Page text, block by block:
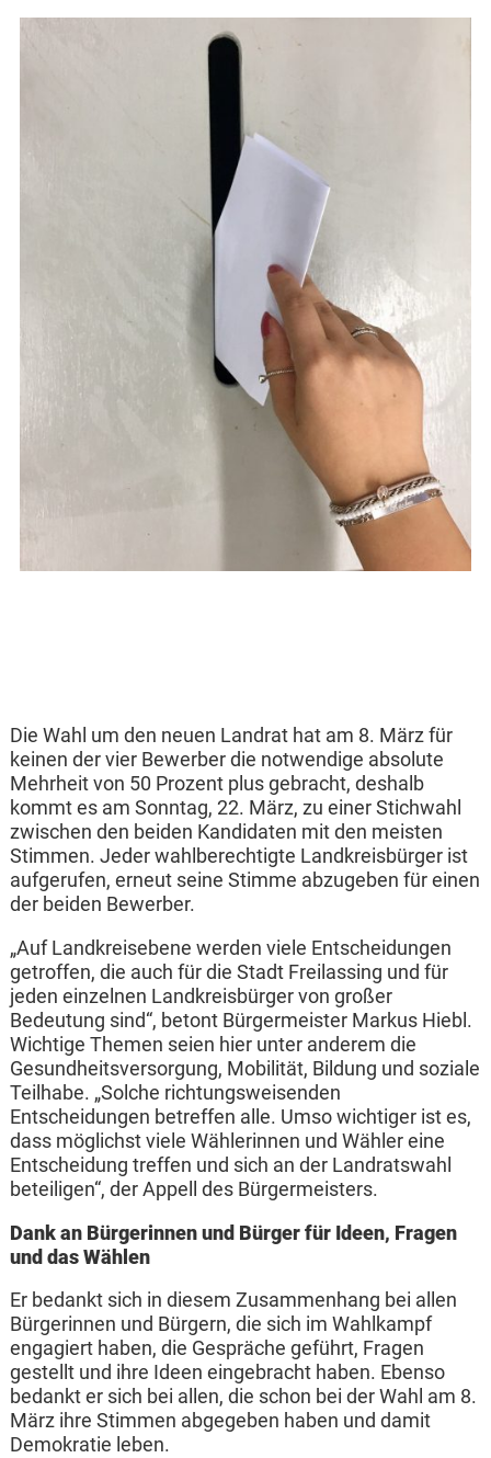
Die Wahl um den neuen Landrat hat am 8. März für
keinen der vier Bewerber die notwendige absolute
Mehrheit von 50 Prozent plus gebracht, deshalb
kommt es am Sonntag, 22. März, zu einer Stichwahl
zwischen den beiden Kandidaten mit den meisten
Stimmen. Jeder wahlberechtigte Landkreisbürger ist
aufgerufen, erneut seine Stimme abzugeben für einen
der beiden Bewerber.
„Auf Landkreisebene werden viele Entscheidungen
getroffen, die auch für die Stadt Freilassing und für
jeden einzelnen Landkreisbürger von großer
Bedeutung sind“, betont Bürgermeister Markus Hiebl.
Wichtige Themen seien hier unter anderem die
Gesundheitsversorgung, Mobilität, Bildung und soziale
Teilhabe. „Solche richtungsweisenden
Entscheidungen betreffen alle. Umso wichtiger ist es,
dass möglichst viele Wählerinnen und Wähler eine
Entscheidung treffen und sich an der Landratswahl
beteiligen“, der Appell des Bürgermeisters.
Dank an Bürgerinnen und Bürger für Ideen, Fragen
und das Wählen
Er bedankt sich in diesem Zusammenhang bei allen
Bürgerinnen und Bürgern, die sich im Wahlkampf
engagiert haben, die Gespräche geführt, Fragen
gestellt und ihre Ideen eingebracht haben. Ebenso
bedankt er sich bei allen, die schon bei der Wahl am 8.
März ihre Stimmen abgegeben haben und damit
Demokratie leben.